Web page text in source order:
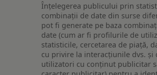
Înțelegerea publicului prin
combinații de date din surse
pot fi generate pe baza
date (cum ar fi profilurile de
statisticile, cercetarea de piață,
cu privire la interacțiunile dvs. și
utilizatori cu conținut publicitar